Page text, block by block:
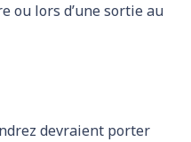
ou lors d’une sortie au
devraient porter